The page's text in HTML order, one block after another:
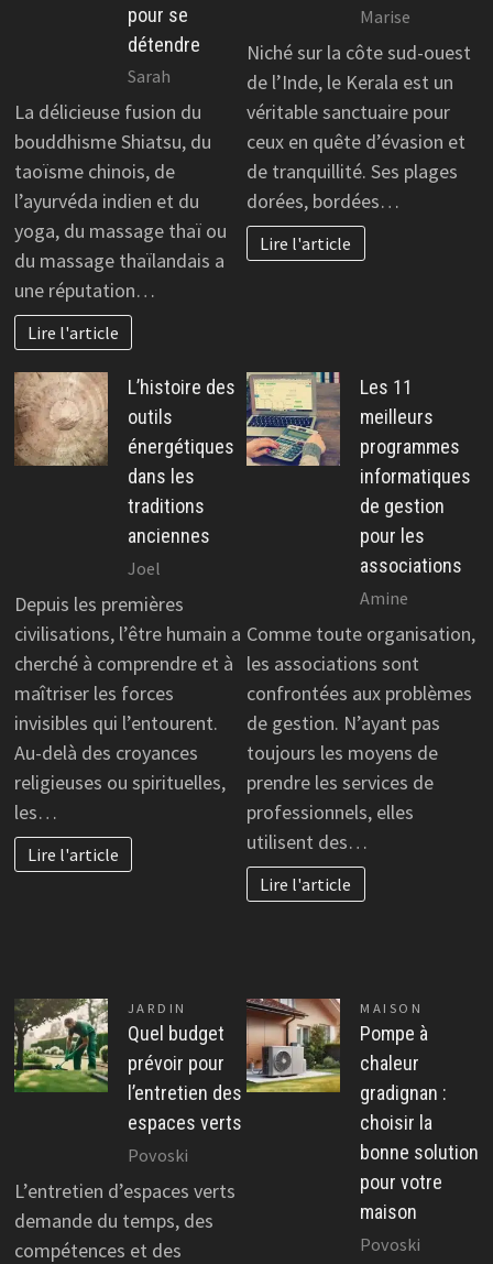
pour se
détendre
Sarah
La délicieuse fusion du
bouddhisme Shiatsu, du
taoïsme chinois, de
l’ayurvéda indien et du
yoga, du massage thaï ou
du massage thaïlandais a
une réputation…
Lire l'article
Marise
Niché sur la côte sud-ouest
de l’Inde, le Kerala est un
véritable sanctuaire pour
ceux en quête d’évasion et
de tranquillité. Ses plages
dorées, bordées…
Lire l'article
L’histoire des
outils
énergétiques
dans les
traditions
anciennes
Joel
Depuis les premières
civilisations, l’être humain a
cherché à comprendre et à
maîtriser les forces
invisibles qui l’entourent.
Au-delà des croyances
religieuses ou spirituelles,
les…
Lire l'article
Les 11
meilleurs
programmes
informatiques
de gestion
pour les
associations
Amine
Comme toute organisation,
les associations sont
confrontées aux problèmes
de gestion. N’ayant pas
toujours les moyens de
prendre les services de
professionnels, elles
utilisent des…
Lire l'article
JARDIN
Quel budget
prévoir pour
l’entretien des
espaces verts
Povoski
L’entretien d’espaces verts
demande du temps, des
compétences et des
MAISON
Pompe à
chaleur
gradignan :
choisir la
bonne solution
pour votre
maison
Povoski